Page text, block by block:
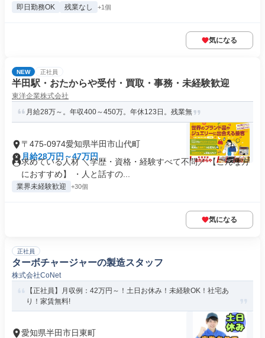
即日勤務OK 残業なし +1個
気になる
NEW 正社員
半田駅・おたからや受付・買取・事務・未経験歓迎
東洋企業株式会社
月給28万～。年収400～450万。年休123日。残業無
〒475-0974愛知県半田市山代町
月給28万円～47万円
求めている人材 ＼学歴・資格・経験すべて不問／ 【こんな方
におすすめ】 ・人と話すの...
業界未経験歓迎 +30個
気になる
正社員
ターボチャージャーの製造スタッフ
株式会社CoNet
【正社員】月収例：42万円～！土日お休み！未経験OK！社宅あ
り！家賃無料!
愛知県半田市日東町